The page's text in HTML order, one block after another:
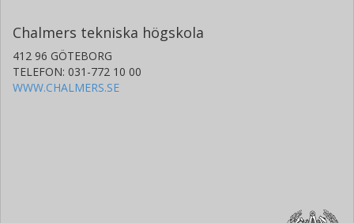
Chalmers tekniska högskola
412 96 GÖTEBORG
TELEFON: 031-772 10 00
WWW.CHALMERS.SE